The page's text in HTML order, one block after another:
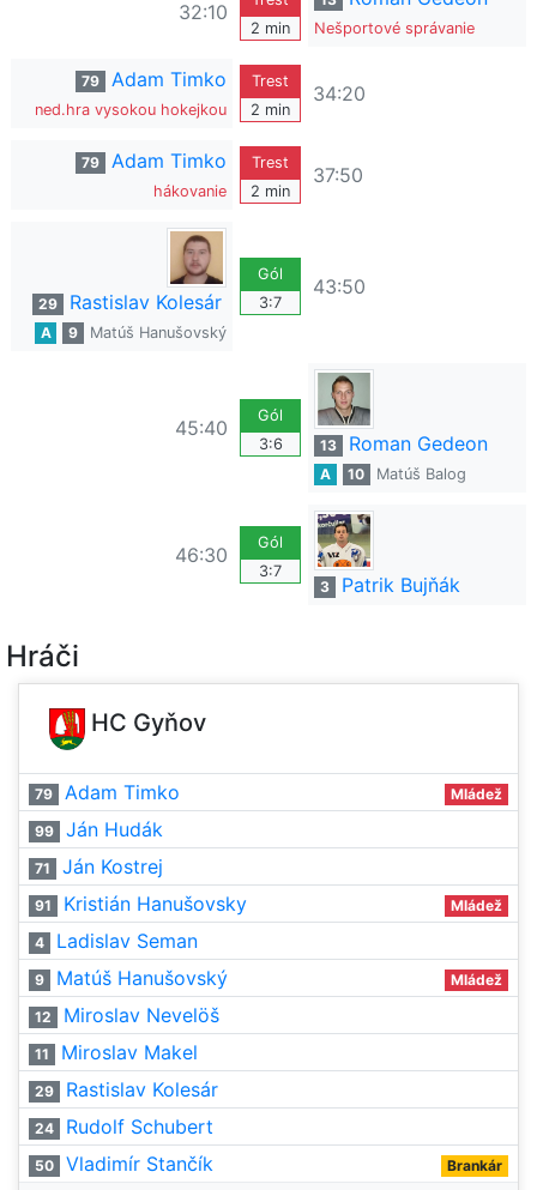
32:10
2 min
Nešportové správanie
79 Adam Timko
ned.hra vysokou hokejkou
Trest
2 min
34:20
79 Adam Timko
hákovanie
Trest
2 min
37:50
29 Rastislav Kolesár
A 9 Matúš Hanušovský
Gól
3:7
43:50
45:40
Gól
3:6
13 Roman Gedeon
A 10 Matúš Balog
46:30
Gól
3:7
3
Patrik Bujňák
Hráči
HC Gyňov
79 Adam Timko Mládež
99 Ján Hudák
71 Ján Kostrej
91 Kristián Hanušovsky Mládež
4 Ladislav Seman
9 Matúš Hanušovský Mládež
12 Miroslav Nevelöš
11 Miroslav Makel
29 Rastislav Kolesár
24 Rudolf Schubert
50 Vladimír Stančík Brankár